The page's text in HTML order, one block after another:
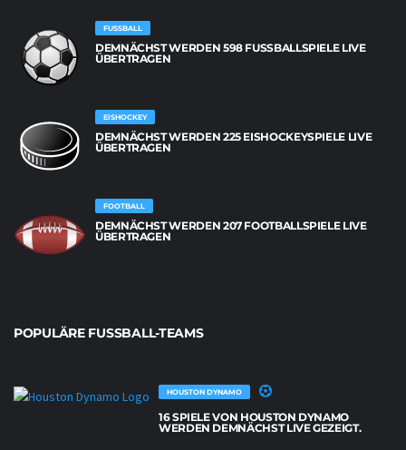
FUSSBALL
DEMNÄCHST WERDEN 598 FUSSBALLSPIELE LIVE Ü
BERTRAGEN
EISHOCKEY
DEMNÄCHST WERDEN 225 EISHOCKEYSPIELE LIVE
ÜBERTRAGEN
FOOTBALL
DEMNÄCHST WERDEN 207 FOOTBALLSPIELE LIVE
ÜBERTRAGEN
POPULÄRE FUSSBALL-TEAMS
HOUSTON DYNAMO
16 SPIELE VON HOUSTON DYNAMO
WERDEN DEMNÄCHST LIVE GEZEIGT.